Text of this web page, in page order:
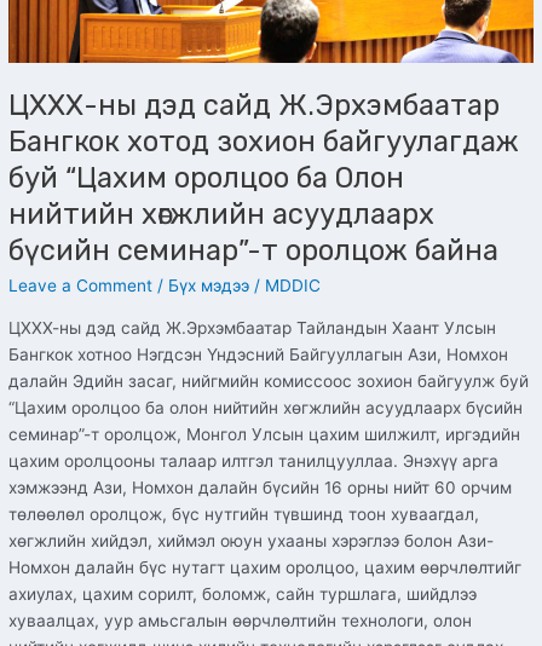
ЦХХХ-ны дэд сайд Ж.Эрхэмбаатар
Бангкок хотод зохион байгуулагдаж
буй “Цахим оролцоо ба Олон
нийтийн хөгжлийн асуудлаарх
бүсийн семинар”-т оролцож байна
Leave a Comment / Бүх мэдээ / MDDIC
ЦХХХ-ны дэд сайд Ж.Эрхэмбаатар Тайландын Хаант Улсын
Бангкок хотноо Нэгдсэн Үндэсний Байгууллагын Ази, Номхон
далайн Эдийн засаг, нийгмийн комиссоос зохион байгуулж буй
“Цахим оролцоо ба олон нийтийн хөгжлийн асуудлаарх бүсийн
семинар”-т оролцож, Монгол Улсын цахим шилжилт, иргэдийн
цахим оролцооны талаар илтгэл танилцууллаа. Энэхүү арга
хэмжээнд Ази, Номхон далайн бүсийн 16 орны нийт 60 орчим
төлөөлөл оролцож, бүс нутгийн түвшинд тоон хуваагдал,
хөгжлийн хийдэл, хиймэл оюун ухааны хэрэглээ болон Ази-
Номхон далайн бүс нутагт цахим оролцоо, цахим өөрчлөлтийг
ахиулах, цахим сорилт, боломж, сайн туршлага, шийдлээ
хуваалцах, уур амьсгалын өөрчлөлтийн технологи, олон
оролцоо
ба
нийтийн
хөгжлийн
бүсийн
семинар”-
т
оролцож
байна